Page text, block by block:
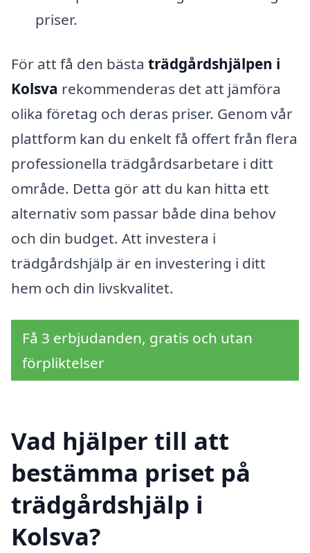
priser.
För att få den bästa trädgårdshjälpen i
Kolsva rekommenderas det att jämföra
olika företag och deras priser. Genom vår
plattform kan du enkelt få offert från flera
professionella trädgårdsarbetare i ditt
område. Detta gör att du kan hitta ett
alternativ som passar både dina behov
och din budget. Att investera i
trädgårdshjälp är en investering i ditt
hem och din livskvalitet.
Få 3 erbjudanden, gratis och utan
förpliktelser
Vad hjälper till att
bestämma priset på
trädgårdshjälp i
Kolsva?